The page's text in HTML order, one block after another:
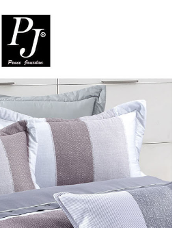
司提供之「AFTEE先享後付」服務完成之交
供個人資料，並將交易相關給付款項請求債
。
法定代理人或監護人之同意方可使用
意申辦者引起之損失，本公司不負相關責
將依據個別帳號之用戶狀況，依本公司即
仍有額度不足之情形，本公司將視審查結果
他人資訊註冊。若發現惡意使用之情形，
該用戶之使用額度並採取法律行動。